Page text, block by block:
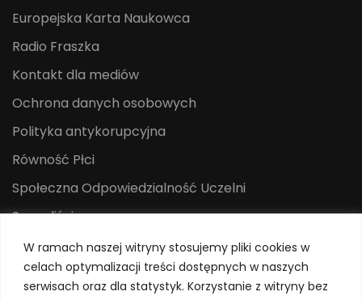
W ramach naszej witryny stosujemy pliki cookies w
celach optymalizacji treści dostępnych w naszych
serwisach oraz dla statystyk. Korzystanie z witryny bez
Europejska Karta Naukowca
Radio Fraszka
Kontakt dla mediów
Ochrona danych osobowych
Polityka antykorupcyjna
Równość Płci
Społeczna Odpowiedzialność Uczelni
Sygnaliści
Centrum Mediów i Promocji
System Identyfikacji Wizualnej